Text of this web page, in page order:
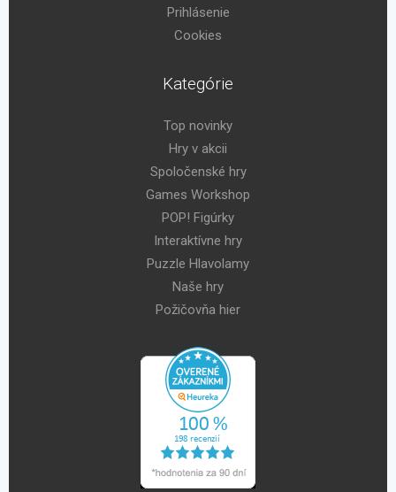
Prihlásenie
Cookies
Kategórie
Top novinky
Hry v akcii
Spoločenské hry
Games Workshop
POP! Figúrky
Interaktívne hry
Puzzle Hlavolamy
Naše hry
Požičovňa hier